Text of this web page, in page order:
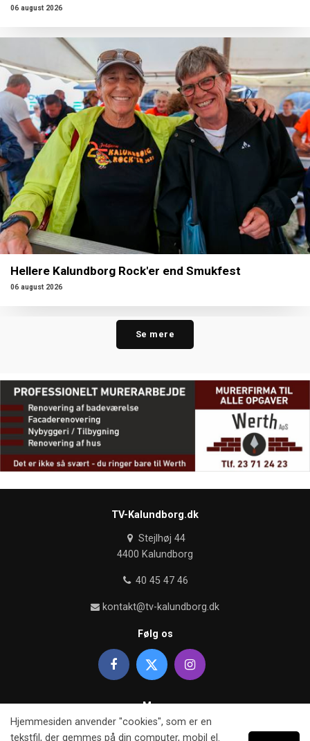
06 august 2026
Hellere Kalundborg Rock'er end Smukfest
06 august 2026
Se mere
TV-Kalundborg.dk
Stejlhøj 44
4400 Kalundborg
40 45 47 46
kontakt@tv-kalundborg.dk
Følg os
Mere
Om TV kalundborg
Hjemmesiden anvender "cookies", som er en
tekstfil, der gemmes på din computer, mobil el.